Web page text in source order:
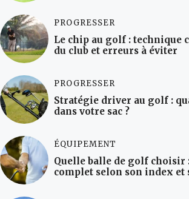
PROGRESSER
Le chip au golf : technique
du club et erreurs à éviter
PROGRESSER
Stratégie driver au golf :
dans votre sac ?
ÉQUIPEMENT
Quelle balle de golf choisir
complet selon son index et